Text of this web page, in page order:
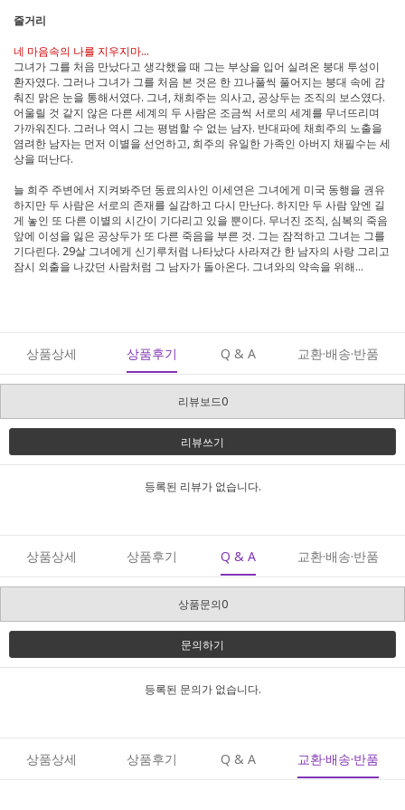
줄거리
네 마음속의 나를 지우지마...
그녀가 그를 처음 만났다고 생각했을 때 그는 부상을 입어 실려온 붕대 투성이
환자였다. 그러나 그녀가 그를 처음 본 것은 한 끄나풀씩 풀어지는 붕대 속에 감
춰진 맑은 눈을 통해서였다. 그녀, 채희주는 의사고, 공상두는 조직의 보스였다.
어울릴 것 같지 않은 다른 세계의 두 사람은 조금씩 서로의 세계를 무너뜨리며
가까워진다. 그러나 역시 그는 평범할 수 없는 남자. 반대파에 채희주의 노출을
염려한 남자는 먼저 이별을 선언하고, 희주의 유일한 가족인 아버지 채필수는 세
상을 떠난다.
늘 희주 주변에서 지켜봐주던 동료의사인 이세연은 그녀에게 미국 동행을 권유
하지만 두 사람은 서로의 존재를 실감하고 다시 만난다. 하지만 두 사람 앞엔 길
게 놓인 또 다른 이별의 시간이 기다리고 있을 뿐이다. 무너진 조직, 심복의 죽음
앞에 이성을 잃은 공상두가 또 다른 죽음을 부른 것. 그는 잠적하고 그녀는 그를
기다린다. 29살 그녀에게 신기루처럼 나타났다 사라져간 한 남자의 사랑 그리고
잠시 외출을 나갔던 사람처럼 그 남자가 돌아온다. 그녀와의 약속을 위해...
상품상세 상품후기 Q & A 교환·배송·반품
리뷰보드0
리뷰쓰기
등록된 리뷰가 없습니다.
상품상세 상품후기 Q & A 교환·배송·반품
상품문의0
문의하기
등록된 문의가 없습니다.
상품상세 상품후기 Q & A 교환·배송·반품